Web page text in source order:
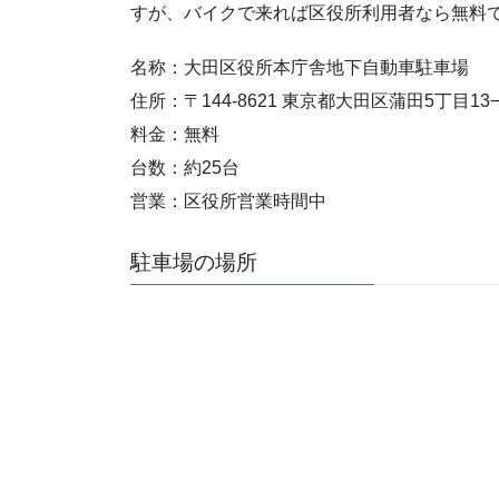
すが、バイクで来れば区役所利用者なら無料
名称：大田区役所本庁舎地下自動車駐車場
住所：〒144-8621 東京都大田区蒲田5丁目
料金：無料
台数：約25台
営業：区役所営業時間中
駐車場の場所